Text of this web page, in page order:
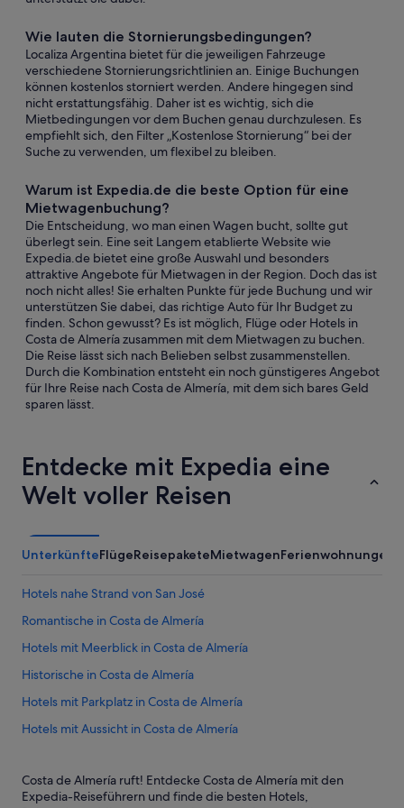
Wie lauten die Stornierungsbedingungen?
Localiza Argentina bietet für die jeweiligen Fahrzeuge
verschiedene Stornierungsrichtlinien an. Einige Buchungen
können kostenlos storniert werden. Andere hingegen sind
nicht erstattungsfähig. Daher ist es wichtig, sich die
Mietbedingungen vor dem Buchen genau durchzulesen. Es
empfiehlt sich, den Filter „Kostenlose Stornierung“ bei der
Suche zu verwenden, um flexibel zu bleiben.
Warum ist Expedia.de die beste Option für eine
Mietwagenbuchung?
Die Entscheidung, wo man einen Wagen bucht, sollte gut
überlegt sein. Eine seit Langem etablierte Website wie
Expedia.de bietet eine große Auswahl und besonders
attraktive Angebote für Mietwagen in der Region. Doch das ist
noch nicht alles! Sie erhalten Punkte für jede Buchung und wir
unterstützen Sie dabei, das richtige Auto für Ihr Budget zu
finden. Schon gewusst? Es ist möglich, Flüge oder Hotels in
Costa de Almería zusammen mit dem Mietwagen zu buchen.
Die Reise lässt sich nach Belieben selbst zusammenstellen.
Durch die Kombination entsteht ein noch günstigeres Angebot
für Ihre Reise nach Costa de Almería, mit dem sich bares Geld
sparen lässt.
Entdecke mit Expedia eine
Welt voller Reisen
UnterkünfteFlügeReisepaketeMietwagenFerienwohnungen
Hotels nahe Strand von San José
Romantische in Costa de Almería
Hotels mit Meerblick in Costa de Almería
Historische in Costa de Almería
Hotels mit Parkplatz in Costa de Almería
Hotels mit Aussicht in Costa de Almería
Hotels nahe Playa de los Muertos
Costa de Almería ruft! Entdecke Costa de Almería mit den
Expedia-Reiseführern und finde die besten Hotels,